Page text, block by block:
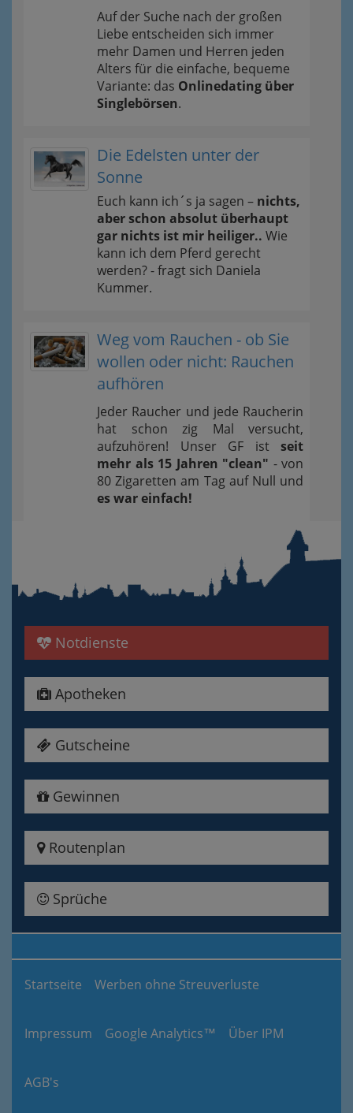
Auf der Suche nach der großen
Liebe entscheiden sich immer
mehr Damen und Herren jeden
Alters für die einfache, bequeme
Variante: das Onlinedating über
Singlebörsen.
Die Edelsten unter der
Sonne
Euch kann ich´s ja sagen – nichts,
aber schon absolut überhaupt
gar nichts ist mir heiliger.. Wie
kann ich dem Pferd gerecht
werden? - fragt sich Daniela
Kummer.
Weg vom Rauchen - ob Sie
wollen oder nicht: Rauchen
aufhören
Jeder Raucher und jede Raucherin
hat schon zig Mal versucht,
aufzuhören! Unser GF ist seit
mehr als 15 Jahren "clean" - von
80 Zigaretten am Tag auf Null und
es war einfach!
Notdienste
Apotheken
Gutscheine
Gewinnen
Routenplan
Sprüche
Startseite Werben ohne Streuverluste
Impressum Google Analytics™ Über IPM
AGB's